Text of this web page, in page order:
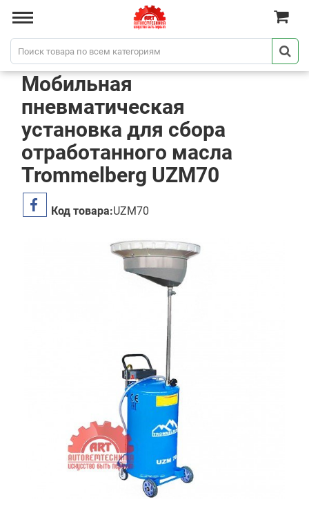
Мобильная
пневматическая
установка для сбора
отработанного масла
Trommelberg UZM70
Код товара:UZM70